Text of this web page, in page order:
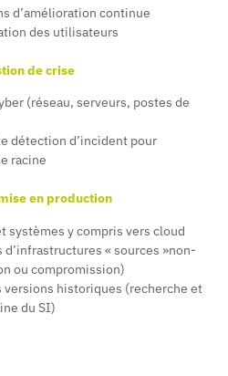
d’amélioration continue
des utilisateurs
de crise
(réseau, serveurs, postes de
détection d’incident pour
racine
en production
systèmes y compris vers cloud
d’infrastructures « sources »non-
ou compromission)
versions historiques (recherche et
du SI)